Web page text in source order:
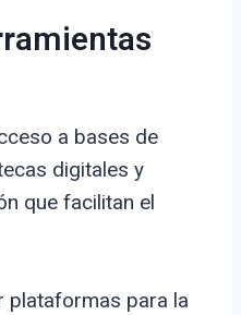
a bases de
digitales y
que facilitan el
plataformas para la